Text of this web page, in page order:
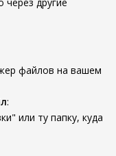
файлов на вашем
:
или ту папку, куда